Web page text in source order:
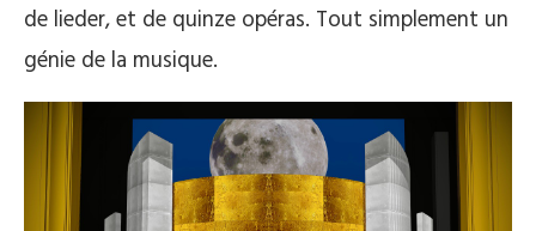
de lieder, et de quinze opéras. Tout simplement un
génie de la musique.